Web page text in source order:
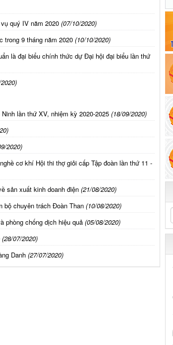
quý IV năm 2020 (07/10/2020)
trong 9 tháng năm 2020 (10/10/2020)
là đại biểu chính thức dự Đại hội đại biểu lần thứ
lần thứ XV, nhiệm kỳ 2020-2025 (18/09/2020)
2020)
cơ khí Hội thi thợ giỏi cấp Tập đoàn lần thứ 11 -
sản xuất kinh doanh điện (21/08/2020)
bộ chuyên trách Đoàn Than (10/08/2020)
phòng chống dịch hiệu quả (05/08/2020)
(28/07/2020)
Danh (27/07/2020)